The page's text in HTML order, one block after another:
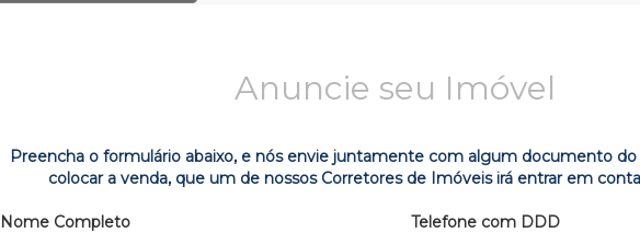
Anuncie seu Imóvel
Preencha o formulário abaixo, e nós envie juntamente com algum documento
colocar a venda, que um de nossos Corretores de Imóveis irá entrar em
Nome Completo Telefone com DDD